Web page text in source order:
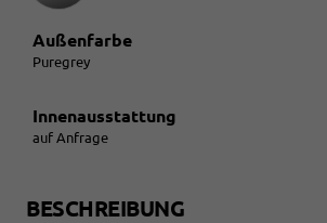
Außenfarbe
Puregrey
Innenausstattung
auf Anfrage
BESCHREIBUNG